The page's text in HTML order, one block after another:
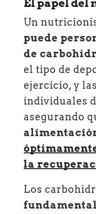
El papel
Un
puede
de
el tipo de
ejercicio, y
individuales
asegurando
la
Los